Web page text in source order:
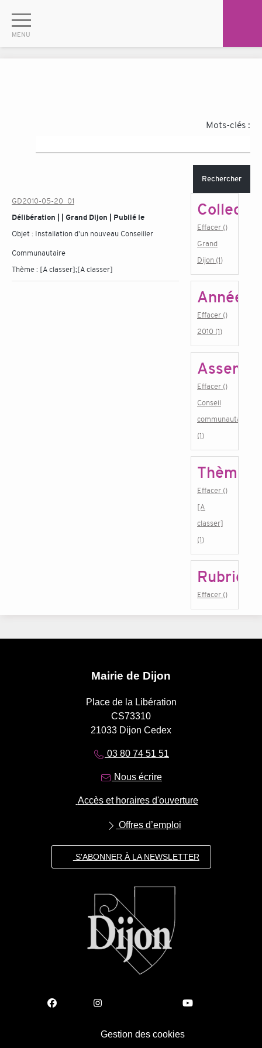
Mots-clés :
Rechercher
GD2010-05-20_01
Délibération | | Grand Dijon | Publié le
Objet : Installation d'un nouveau Conseiller
Communautaire
Thème : [A classer];[A classer]
Effacer ()
Grand
Dijon (1)
Année
Effacer ()
2010 (1)
Effacer ()
Conseil
communautaire
(1)
Thème
Effacer ()
[A
classer]
(1)
Rubrique
Effacer ()
Mairie de Dijon
Place de la Libération
CS73310
21033 Dijon Cedex
03 80 74 51 51
Nous écrire
Accès et horaires d'ouverture
Offres d’emploi
S'ABONNER À LA NEWSLETTER
Gestion des cookies